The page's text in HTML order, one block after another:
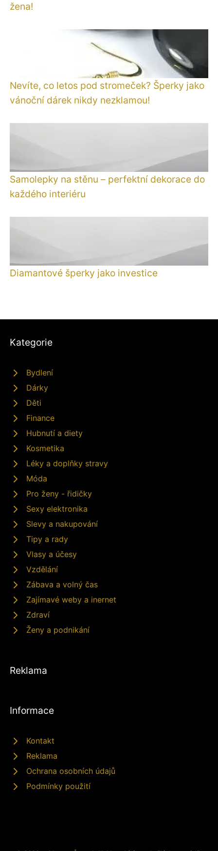
žena!
Nevíte, co letos pod stromeček? Šperky jako
vánoční dárek nikdy nezklamou!
Samolepky na stěnu – perfektní dekorace do
každého interiéru
Diamantové šperky jako investice
Kategorie
Bydlení
Dárky
Děti
Finance
Hubnutí a diety
Kosmetika
Léky a doplňky stravy
Móda
Pro ženy - řidičky
Sexy elektronika
Slevy a nakupování
Tipy a rady
Vlasy a účesy
Vzdělání
Zábava a volný čas
Zajímavé weby a inernet
Zdraví
Ženy a podnikání
Reklama
Informace
Kontakt
Reklama
Ochrana osobních údajů
Podmínky použití